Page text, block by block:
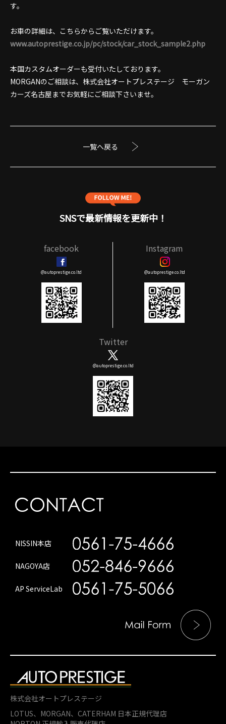
す。
お車の詳細は、こちらからご覧いただけます。
www.autoprestige.co.jp/pc/stock/car_stock_sample2.php
本国カスタムオーダーも受付いたしております。
MORGANのご相談は、株式会社オートプレステージ モーガン
カーズ名古屋までお気軽にご相談下さいませ。
一覧へ戻る
SNSで最新情報を更新中！
facebook
@autoprestige.co.ltd
Instagram
@autoprestige.co.ltd
Twitter
@autoprestige.co.ltd
NISSIN本店
NAGOYA店
AP ServiceLab
株式会社オートプレステージ
LOTUS、MORGAN、 CATERHAM 日本正規代理店